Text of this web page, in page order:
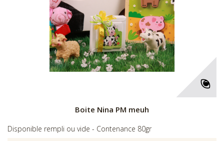
Boite Nina PM meuh
Disponible rempli ou vide - Contenance 80gr